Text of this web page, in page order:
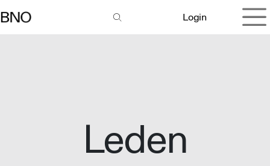
Login
Leden